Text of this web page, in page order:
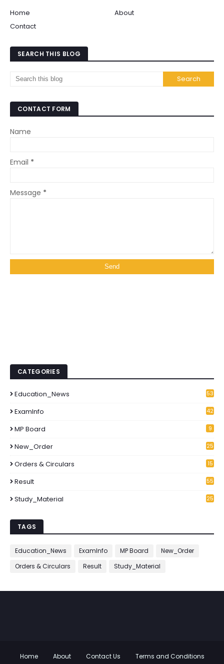
Home
About
Contact
SEARCH THIS BLOG
CONTACT FORM
Name
Email *
Message *
CATEGORIES
Education_News
53
ExamInfo
42
MP Board 9
New_Order
25
Orders & Circulars
15
Result 55
Study_Material
25
TAGS
Education_News ExamInfo MP Board
New_Order
Orders & Circulars
Result Study_Material
Home About Contact Us Terms and Conditions